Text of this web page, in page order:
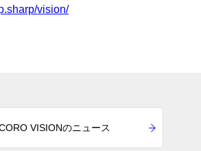
vision/
VISIONのニュース